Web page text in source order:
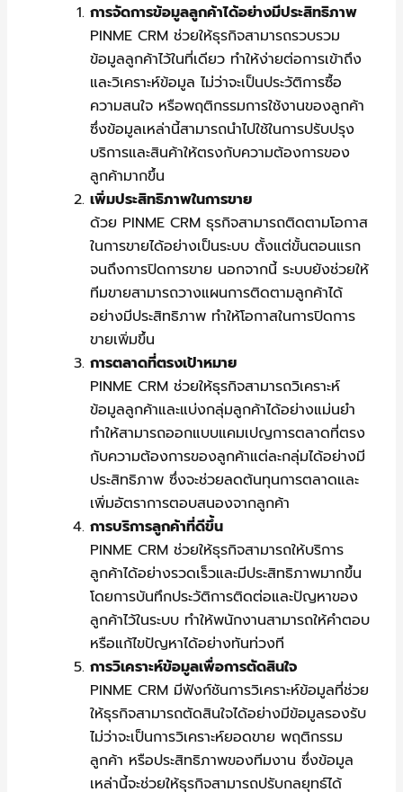
การจัดการข้อมูลลูกค้าได้อย่างมีประสิทธิภาพ
PINME CRM ช่วยให้ธุรกิจสามารถรวบรวม
ข้อมูลลูกค้าไว้ในที่เดียว ทำให้ง่ายต่อการเข้าถึง
และวิเคราะห์ข้อมูล ไม่ว่าจะเป็นประวัติการซื้อ
ความสนใจ หรือพฤติกรรมการใช้งานของลูกค้า
ซึ่งข้อมูลเหล่านี้สามารถนำไปใช้ในการปรับปรุง
บริการและสินค้าให้ตรงกับความต้องการของ
ลูกค้ามากขึ้น
เพิ่มประสิทธิภาพในการขาย
ด้วย PINME CRM ธุรกิจสามารถติดตามโอกาส
ในการขายได้อย่างเป็นระบบ ตั้งแต่ขั้นตอนแรก
จนถึงการปิดการขาย นอกจากนี้ ระบบยังช่วยให้
ทีมขายสามารถวางแผนการติดตามลูกค้าได้
อย่างมีประสิทธิภาพ ทำให้โอกาสในการปิดการ
ขายเพิ่มขึ้น
การตลาดที่ตรงเป้าหมาย
PINME CRM ช่วยให้ธุรกิจสามารถวิเคราะห์
ข้อมูลลูกค้าและแบ่งกลุ่มลูกค้าได้อย่างแม่นยำ
ทำให้สามารถออกแบบแคมเปญการตลาดที่ตรง
กับความต้องการของลูกค้าแต่ละกลุ่มได้อย่างมี
ประสิทธิภาพ ซึ่งจะช่วยลดต้นทุนการตลาดและ
เพิ่มอัตราการตอบสนองจากลูกค้า
การบริการลูกค้าที่ดีขึ้น
PINME CRM ช่วยให้ธุรกิจสามารถให้บริการ
ลูกค้าได้อย่างรวดเร็วและมีประสิทธิภาพมากขึ้น
โดยการบันทึกประวัติการติดต่อและปัญหาของ
ลูกค้าไว้ในระบบ ทำให้พนักงานสามารถให้คำตอบ
หรือแก้ไขปัญหาได้อย่างทันท่วงที
การวิเคราะห์ข้อมูลเพื่อการตัดสินใจ
PINME CRM มีฟังก์ชันการวิเคราะห์ข้อมูลที่ช่วย
ให้ธุรกิจสามารถตัดสินใจได้อย่างมีข้อมูลรองรับ
ไม่ว่าจะเป็นการวิเคราะห์ยอดขาย พฤติกรรม
ลูกค้า หรือประสิทธิภาพของทีมงาน ซึ่งข้อมูล
เหล่านี้จะช่วยให้ธุรกิจสามารถปรับกลยุทธ์ได้